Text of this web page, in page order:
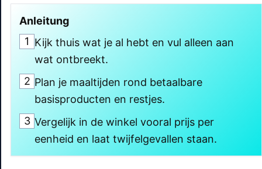
Anleitung
1 Kijk thuis wat je al hebt en vul alleen aan
wat ontbreekt.
2 Plan je maaltijden rond betaalbare
basisproducten en restjes.
3 Vergelijk in de winkel vooral prijs per
eenheid en laat twijfelgevallen staan.